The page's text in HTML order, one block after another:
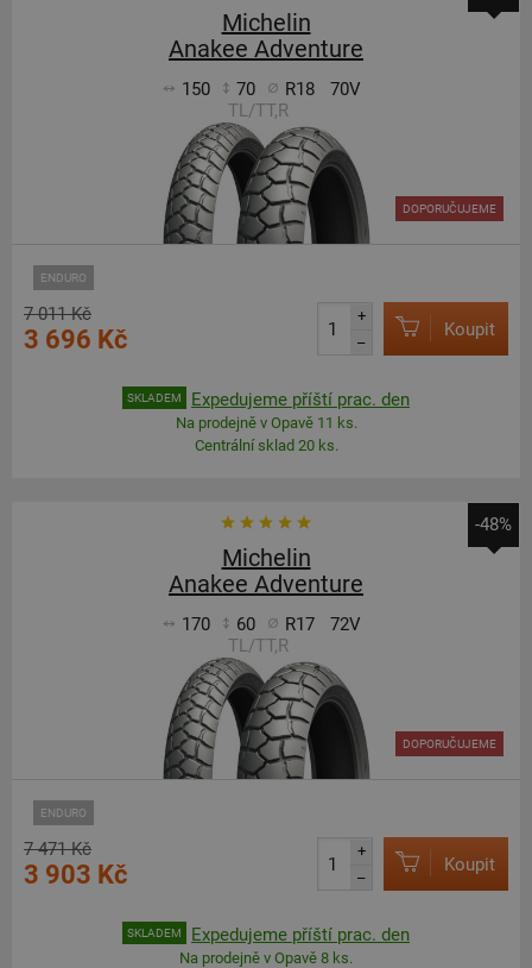
Michelin
Anakee Adventure
150 70 R18
70V
TL/TT,R
ENDURO
DOPORUČUJEME
7 011 Kč
3 696 Kč
+
–
Koupit
SKLADEM Expedujeme příští prac. den
Na prodejně v Opavě 11 ks.
Centrální sklad 20 ks.
-48%
Michelin
Anakee Adventure
170 60 R17
72V
TL/TT,R
ENDURO
DOPORUČUJEME
7 471 Kč
3 903 Kč
+
–
Koupit
SKLADEM Expedujeme příští prac. den
Na prodejně v Opavě 8 ks.